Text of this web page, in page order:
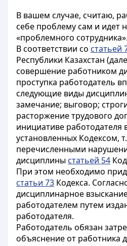
В вашем случае, считаю,
себе проблему сам и идет
«проблемного сотрудника».
В соответствии со статьей
Республики Казахстан
совершение работником
проступка работодатель
следующие виды
замечание; выговор;
расторжение трудового
инициативе работодателя
установленных Кодексом,
перечисленными
дисциплины статьей 54
При этом необходимо
статьи 73 Кодекса.
дисциплинарное
работодателем путем
работодателя.
Работодатель обязан
объяснение от работника